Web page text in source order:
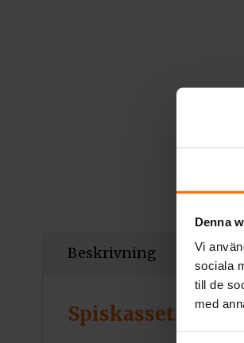
Denna
Vi
sociala
till de
med
Beskrivning
Spiskassett ARKE